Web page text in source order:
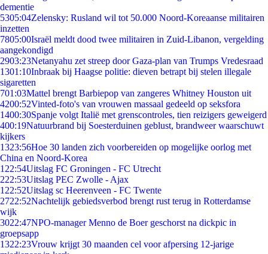
dementie
5305:04Zelensky: Rusland wil tot 50.000 Noord-Koreaanse militairen
inzetten
7805:00Israël meldt dood twee militairen in Zuid-Libanon, vergelding
aangekondigd
2903:23Netanyahu zet streep door Gaza-plan van Trumps Vredesraad
1301:10Inbraak bij Haagse politie: dieven betrapt bij stelen illegale
sigaretten
701:03Mattel brengt Barbiepop van zangeres Whitney Houston uit
4200:52Vinted-foto's van vrouwen massaal gedeeld op seksfora
1400:30Spanje volgt Italië met grenscontroles, tien reizigers geweigerd
400:19Natuurbrand bij Soesterduinen geblust, brandweer waarschuwt
kijkers
1323:56Hoe 30 landen zich voorbereiden op mogelijke oorlog met
China en Noord-Korea
1 22:54Uitslag FC Groningen - FC Utrecht
222:53Uitslag PEC Zwolle - Ajax
1 22:52Uitslag sc Heerenveen - FC Twente
2722:52Nachtelijk gebiedsverbod brengt rust terug in Rotterdamse
wijk
3022:47NPO-manager Menno de Boer geschorst na dickpic in
groepsapp
1322:23Vrouw krijgt 30 maanden cel voor afpersing 12-jarige